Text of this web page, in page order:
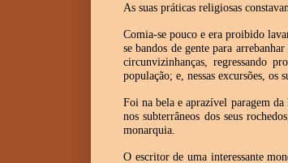
As suas práticas religiosas
Comia-se pouco e era proibido
se bandos de gente para
circunvizinhanças, regressando
população; e, nessas excursões, os
Foi na bela e aprazível paragem
nos subterrâneos dos seus
monarquia.
O escritor de uma interessante